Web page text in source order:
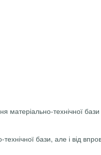
матеріально-технічної
бази, але і від